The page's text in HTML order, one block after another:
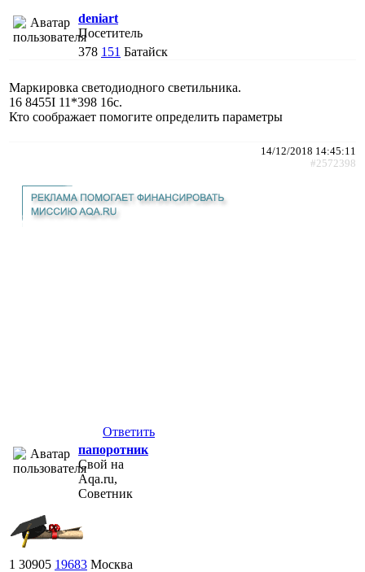
deniart
Посетитель
378 151 Батайск
Маркировка светодиодного светильника.
16 8455I 11*398 16c.
Кто соображает помогите определить параметры
14/12/2018 14:45:11
#2572398
Ответить
папоротник
Свой на
Aqa.ru,
Советник
1 30905 19683 Москва